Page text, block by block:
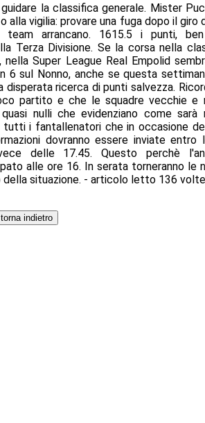
la classifica generale. Mister
vigilia: provare una fuga dopo il giro
arrancano. 1615.5 i punti,
Terza Divisione. Se la corsa nella
Super League Real Empolid
6 sul Nonno, anche se questa
disperata ricerca di punti salvezza.
partito e che le squadre vecchie e
nulli che evidenziano come sarà
i fantallenatori che in occasione
dovranno essere inviate entro
delle 17.45. Questo perchè
alle ore 16. In serata torneranno le
della situazione. - articolo letto 136 volte